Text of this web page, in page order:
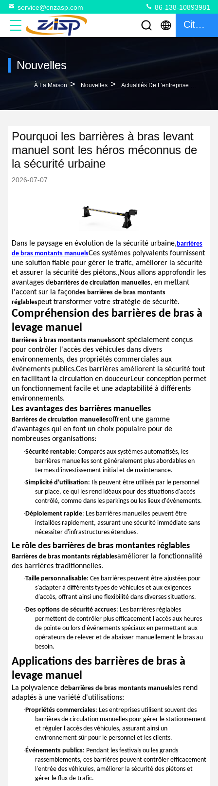
service@cnzasp.com 86-138-10893981
Citation
Nouvelles
À La Maison > Nouvelles > Actualités De L'entreprise Pourquoi Les Barrières À Bras Levant Manuel Sont Les Héros Méconnus De La Sécurité Urbaine
Pourquoi les barrières à bras levant
manuel sont les héros méconnus de
la sécurité urbaine
2026-07-07
Dans le paysage en évolution de la sécurité urbaine,barrières
de bras montants manuelsCes systèmes polyvalents fournissent
une solution fiable pour gérer le trafic, améliorer la sécurité
et assurer la sécurité des piétons.,Nous allons approfondir les
avantages debarrières de circulation manuelles, en mettant
l'accent sur la façondes barrières de bras montants
réglablespeut transformer votre stratégie de sécurité.
Compréhension des barrières de bras à
levage manuel
Barrières à bras montants manuelssont spécialement conçus
pour contrôler l'accès des véhicules dans divers
environnements, des propriétés commerciales aux
événements publics.Ces barrières améliorent la sécurité tout
en facilitant la circulation en douceurLeur conception permet
un fonctionnement facile et une adaptabilité à différents
environnements.
Les avantages des barrières manuelles
Barrières de circulation manuellesoffrent une gamme
d'avantages qui en font un choix populaire pour de
nombreuses organisations:
·Sécurité rentable: Comparés aux systèmes automatisés, les
barrières manuelles sont généralement plus abordables en
termes d'investissement initial et de maintenance.
·Simplicité d'utilisation: Ils peuvent être utilisés par le personnel
sur place, ce qui les rend idéaux pour des situations d'accès
contrôlé, comme dans les parkings ou les lieux d'événements.
· Déploiement rapide: Les barrières manuelles peuvent être
installées rapidement, assurant une sécurité immédiate sans
nécessiter d'infrastructures étendues.
Le rôle des barrières de bras montantes réglables
Barrières de bras montants réglablesaméliorer la fonctionnalité
des barrières traditionnelles.
·Taille personnalisable: Ces barrières peuvent être ajustées pour
s'adapter à différents types de véhicules et aux exigences
d'accès, offrant ainsi une flexibilité dans diverses situations.
· Des options de sécurité accrues: Les barrières réglables
permettent de contrôler plus efficacement l'accès aux heures
de pointe ou lors d'événements spéciaux en permettant aux
opérateurs de relever et de abaisser manuellement le bras au
besoin.
Applications des barrières de bras à
levage manuel
La polyvalence debarrières de bras montants manuels les rend
adaptés à une variété d'utilisations:
·Propriétés commerciales: Les entreprises utilisent souvent des
barrières de circulation manuelles pour gérer le stationnement
et réguler l'accès des véhicules, assurant ainsi un
environnement sûr pour le personnel et les clients.
· Événements publics: Pendant les festivals ou les grands
rassemblements, ces barrières peuvent contrôler efficacement
l'entrée des véhicules, améliorer la sécurité des piétons et
gérer le flux de trafic.